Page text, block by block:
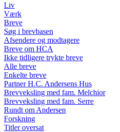
Liv
Værk
Breve
Søg i brevbasen
Afsendere og modtagere
Breve om HCA
Ikke tidligere trykte breve
Alle breve
Enkelte breve
Partner H.C. Andersens Hus
Brevveksling med fam. Melchior
Brevveksling med fam. Serre
Rundt om Andersen
Forskning
Titler oversat